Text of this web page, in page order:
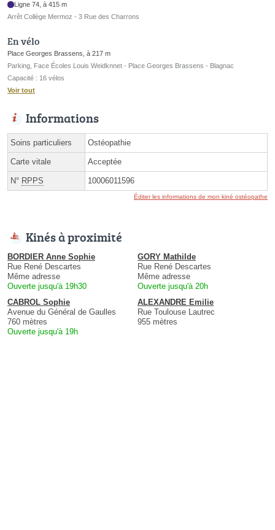
Ligne 74, à 415 m
Arrêt Collège Mermoz - 3 Rue des Charrons
En vélo
Place Georges Brassens, à 217 m
Parking, Face Écoles Louis Weidknnet - Place Georges Brassens - Blagnac
Capacité : 16 vélos
Voir tout
Informations
Soins particuliers Ostéopathie
Carte vitale Acceptée
N° RPPS 10006011596
Éditer les informations de mon kiné ostéopathe
Kinés à proximité
BORDIER Anne Sophie
Rue René Descartes
Même adresse
Ouverte jusqu'à 19h30
GORY Mathilde
Rue René Descartes
Même adresse
Ouverte jusqu'à 20h
CABROL Sophie
Avenue du Général de Gaulles
760 mètres
Ouverte jusqu'à 19h
ALEXANDRE Emilie
Rue Toulouse Lautrec
955 mètres